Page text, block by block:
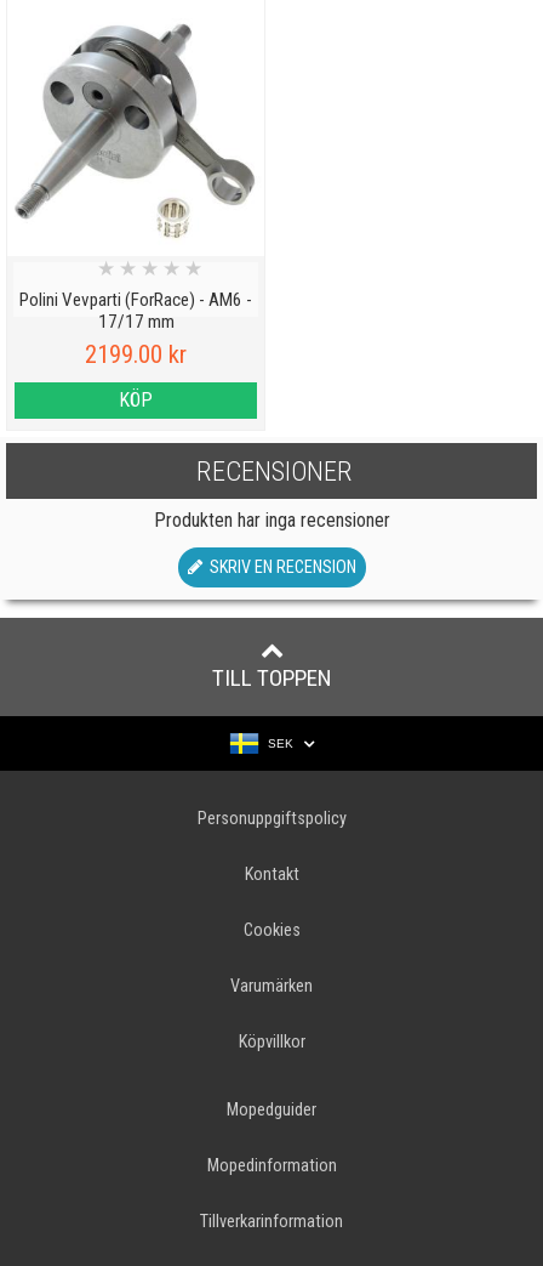
Polini Vevparti (ForRace) - AM6 -
17/17 mm
★ ★ ★ ★ ★
2199.00 kr
KÖP
RECENSIONER
Produkten har inga recensioner
SKRIV EN RECENSION
TILL TOPPEN
SEK
Personuppgiftspolicy
Kontakt
Cookies
Varumärken
Köpvillkor
Mopedguider
Mopedinformation
Tillverkarinformation